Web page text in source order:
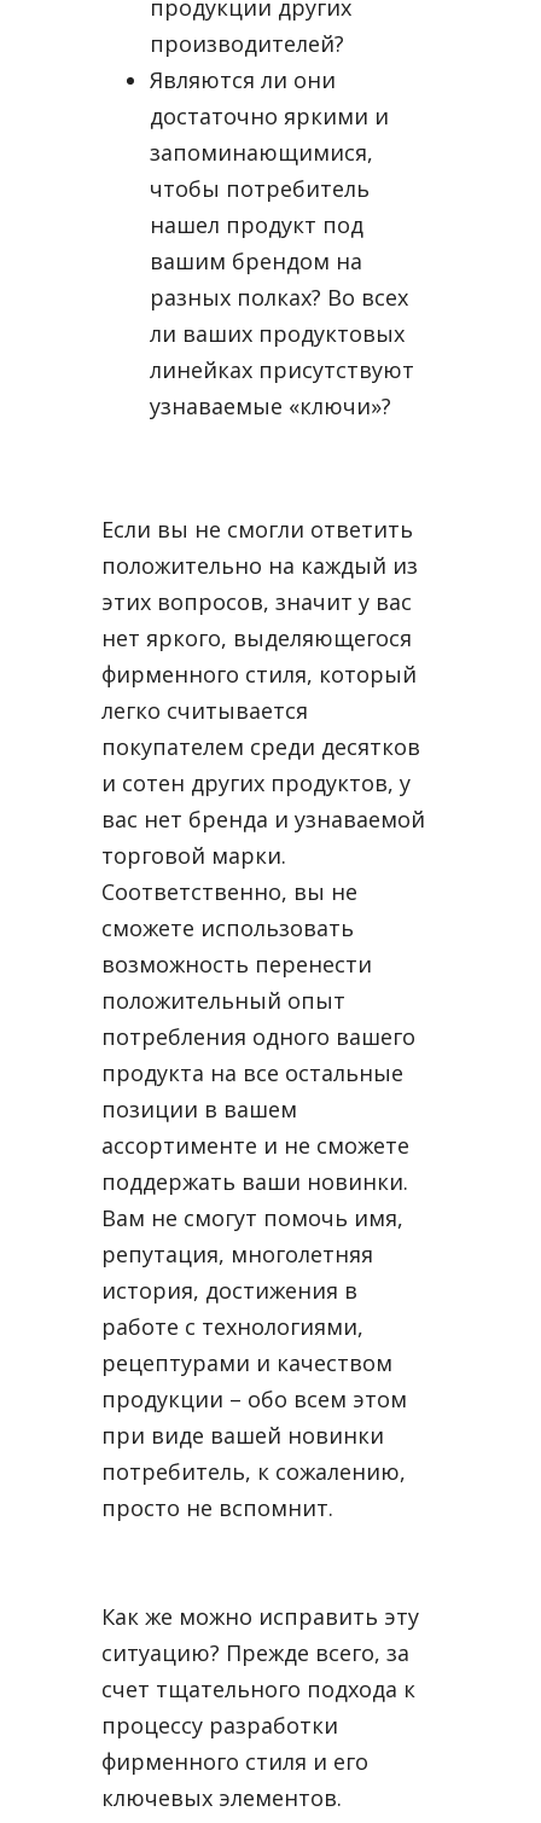
продукции других
производителей?
Являются ли они
достаточно яркими и
запоминающимися,
чтобы потребитель
нашел продукт под
вашим брендом на
разных полках? Во всех
ли ваших продуктовых
линейках присутствуют
узнаваемые «ключи»?
Если вы не смогли ответить
положительно на каждый из
этих вопросов, значит у вас
нет яркого, выделяющегося
фирменного стиля, который
легко считывается
покупателем среди десятков
и сотен других продуктов, у
вас нет бренда и узнаваемой
торговой марки.
Соответственно, вы не
сможете использовать
возможность перенести
положительный опыт
потребления одного вашего
продукта на все остальные
позиции в вашем
ассортименте и не сможете
поддержать ваши новинки.
Вам не смогут помочь имя,
репутация, многолетняя
история, достижения в
работе с технологиями,
рецептурами и качеством
продукции – обо всем этом
при виде вашей новинки
потребитель, к сожалению,
просто не вспомнит.
Как же можно исправить эту
ситуацию? Прежде всего, за
счет тщательного подхода к
процессу разработки
фирменного стиля и его
ключевых элементов.